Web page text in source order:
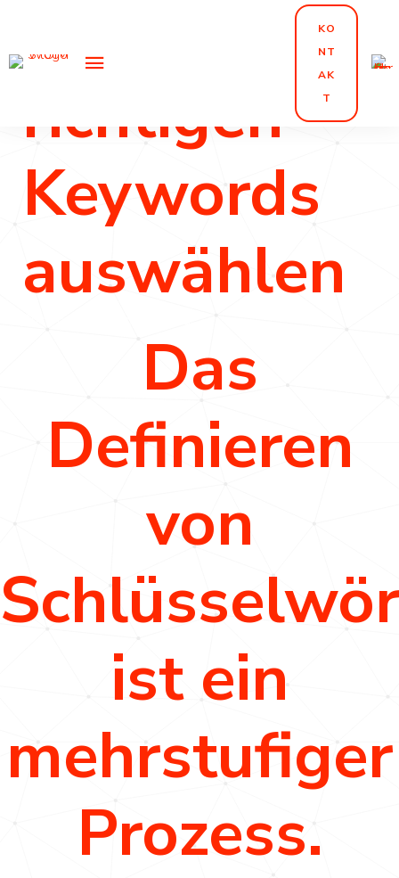
KO
NT
AK
T
Die
richtigen
Keywords
auswählen
Das
Definieren
von
ist ein
mehrstufiger
Prozess.